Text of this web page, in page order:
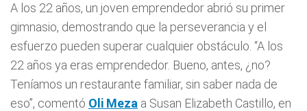
A los 22 años, un joven emprendedor abrió su primer
gimnasio, demostrando que la perseverancia y el
esfuerzo pueden superar cualquier obstáculo. “A los
22 años ya eras emprendedor. Bueno, antes, ¿no?
Teníamos un restaurante familiar, sin saber nada de
eso”, comentó Oli Meza a Susan Elizabeth Castillo, en